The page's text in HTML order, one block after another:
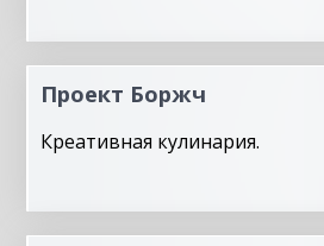
Проект Боржч
Креативная кулинария.